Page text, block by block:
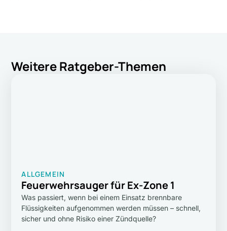
Weitere Ratgeber-Themen
ALLGEMEIN
Feuerwehrsauger für Ex-Zone 1
Was passiert, wenn bei einem Einsatz brennbare
Flüssigkeiten aufgenommen werden müssen – schnell,
sicher und ohne Risiko einer Zündquelle?